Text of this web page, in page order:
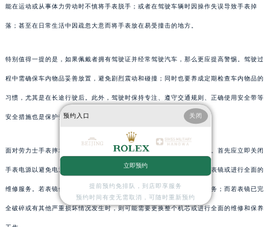
能在运动或从事体力劳动时不慎将手表脱手；或者在驾驶车辆时因操作失误导致手表掉
落；甚至在日常生活中因疏忽大意而将手表放在易受撞击的地方。
特别值得一提的是，如果佩戴者拥有驾驶证并经常驾驶汽车，那么更应提高警惕。驾驶过
程中需确保车内物品妥善放置，避免剧烈震动和碰撞；同时也要养成定期检查车内物品的
习惯，尤其是在长途行驶后。此外，驾驶时保持专注、遵守交通规则、正确使用安全带等
安全措施也是保护劳力士手表免受损害的关键。
面对劳力士手表摔坏的情况，我们应当采取正确的处理措施以减少损失。首先应立即关闭
手表电源以避免电池短路；然后根据表镜的损坏程度决定是否需要更换表镜或进行全面的
维修服务。若表镜仅出现轻微划痕或磨损，可以选择专业的表镜修复服务；而若表镜已完
全破碎或有其他严重损坏情况发生时，则可能需要更换整个机芯或进行全面的维修和保养
预约入口 关闭
立即预约
提前预约免排队，到店即享服务
预约时间有变无需取消，可随时重新预约